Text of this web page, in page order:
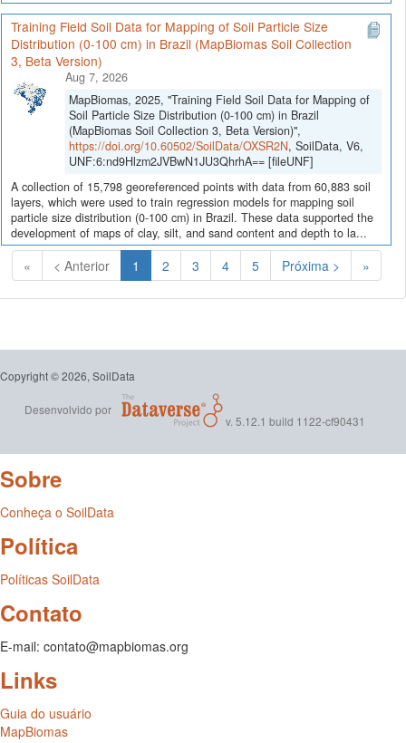
Training Field Soil Data for Mapping of Soil Particle Size
Distribution (0-100 cm) in Brazil (MapBiomas Soil Collection
3, Beta Version)
Aug 7, 2026
MapBiomas, 2025, "Training Field Soil Data for Mapping of
Soil Particle Size Distribution (0-100 cm) in Brazil
(MapBiomas Soil Collection 3, Beta Version)",
https://doi.org/10.60502/SoilData/OXSR2N, SoilData, V6,
UNF:6:nd9Hlzm2JVBwN1JU3QhrhA== [fileUNF]
A collection of 15,798 georeferenced points with data from 60,883 soil
layers, which were used to train regression models for mapping soil
particle size distribution (0-100 cm) in Brazil. These data supported the
development of maps of clay, silt, and sand content and depth to la...
« < Anterior 1 (Atual)
2 3 4 5 Próxima > »
Copyright © 2026, SoilData
Desenvolvido por
v. 5.12.1 build 1122-cf90431
Sobre
Conheça o SoilData
Política
Políticas SoilData
Contato
E-mail: contato@mapbiomas.org
Links
Guia do usuário
MapBiomas